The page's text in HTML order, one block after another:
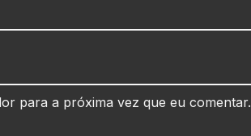
para a próxima vez que eu comentar.